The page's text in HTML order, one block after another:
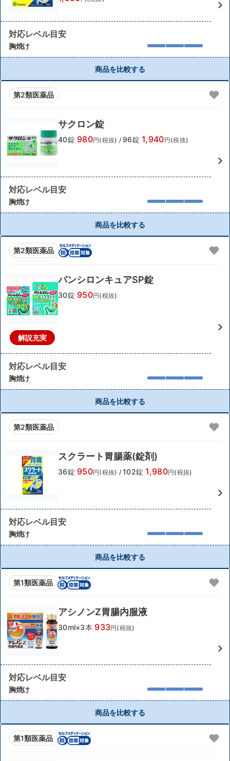
対応レベル目安
胸焼け
商品を比較する
第2類医薬品
サクロン錠
40錠 980円(税抜) / 96錠 1,940円(税抜)
対応レベル目安
胸焼け
商品を比較する
第2類医薬品
解説充実
パンシロンキュアSP錠
30錠 950円(税抜)
対応レベル目安
胸焼け
商品を比較する
第2類医薬品
スクラート胃腸薬(錠剤)
36錠 950円(税抜) / 102錠 1,980円(税抜)
対応レベル目安
胸焼け
商品を比較する
第1類医薬品
アシノンZ胃腸内服液
30ml×3本 933円(税抜)
対応レベル目安
胸焼け
商品を比較する
第1類医薬品